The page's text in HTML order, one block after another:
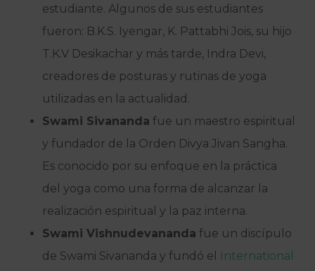
estudiante. Algunos de sus estudiantes
fueron: B.K.S. Iyengar, K. Pattabhi Jois, su hijo
T.K.V Desikachar y más tarde, Indra Devi,
creadores de posturas y rutinas de yoga
utilizadas en la actualidad.
Swami Sivananda fue un maestro espiritual
y fundador de la Orden Divya Jivan Sangha.
Es conocido por su enfoque en la práctica
del yoga como una forma de alcanzar la
realización espiritual y la paz interna.
Swami Vishnudevananda fue un discípulo
de Swami Sivananda y fundó el
International